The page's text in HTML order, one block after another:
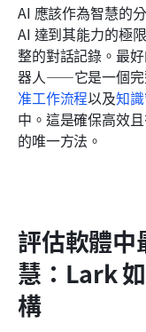
AI 應該作為智慧的
AI 達到其能力的極
整的對話記錄。最
器人——它是一個完
准工作流程以及知
中。這是確保高效
的唯一方法。
評估軟體中
慧：Lark
構